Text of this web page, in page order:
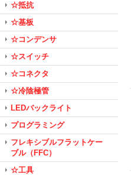
☆抵抗
☆基板
☆コンデンサ
☆スイッチ
☆コネクタ
☆冷陰極管
LEDバックライト
プログラミング
フレキシブルフラットケー
ブル（FFC）
☆工具